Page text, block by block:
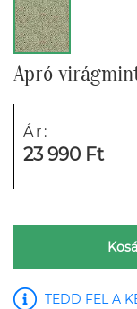
Apró
Ár:
23 990 Ft
TEDD FEL A